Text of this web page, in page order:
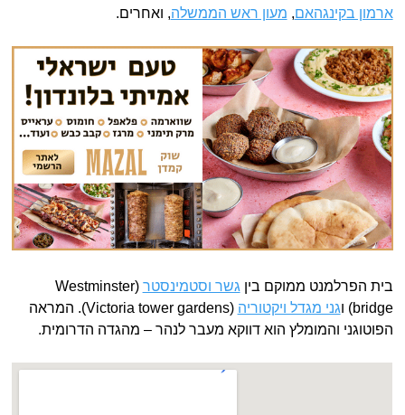
ארמון בקינגהאם, מעון ראש הממשלה, ואחרים.
בית הפרלמנט ממוקם בין גשר וסטמינסטר (Westminster
bridge) ו
גני מגדל ויקטוריה
(Victoria tower gardens). המראה
הפוטוגני והמומלץ הוא דווקא מעבר לנהר – מהגדה הדרומית.